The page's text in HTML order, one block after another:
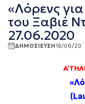
«Λόρενς
του Ξαβιέ
27.06.2020
ΔΗΜΟΣΙΕΥΣΗ18/06/20
Α΄